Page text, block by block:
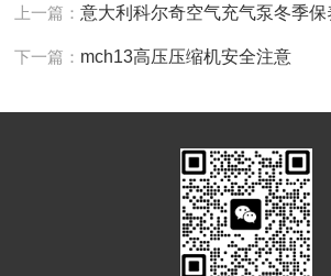
上一篇：意大利科尔奇空气充气泵冬季保
下一篇： mch13高压压缩机安全注意